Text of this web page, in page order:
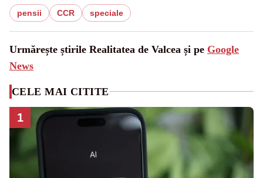
pensii CCR speciale
Urmărește știrile Realitatea de Valcea și pe Google
News
CELE MAI CITITE
1